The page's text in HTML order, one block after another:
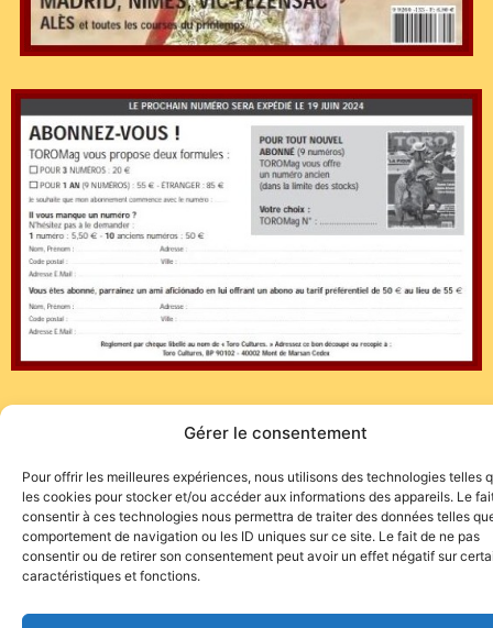
Gérer le consentement
Pour offrir les meilleures expériences, nous utilisons des technologies telles
les cookies pour stocker et/ou accéder aux informations des appareils. Le
consentir à ces technologies nous permettra de traiter des données telles
comportement de navigation ou les ID uniques sur ce site. Le fait de ne pas
consentir ou de retirer son consentement peut avoir un effet négatif sur
caractéristiques et fonctions.
Site de l'association TOROFIESTA